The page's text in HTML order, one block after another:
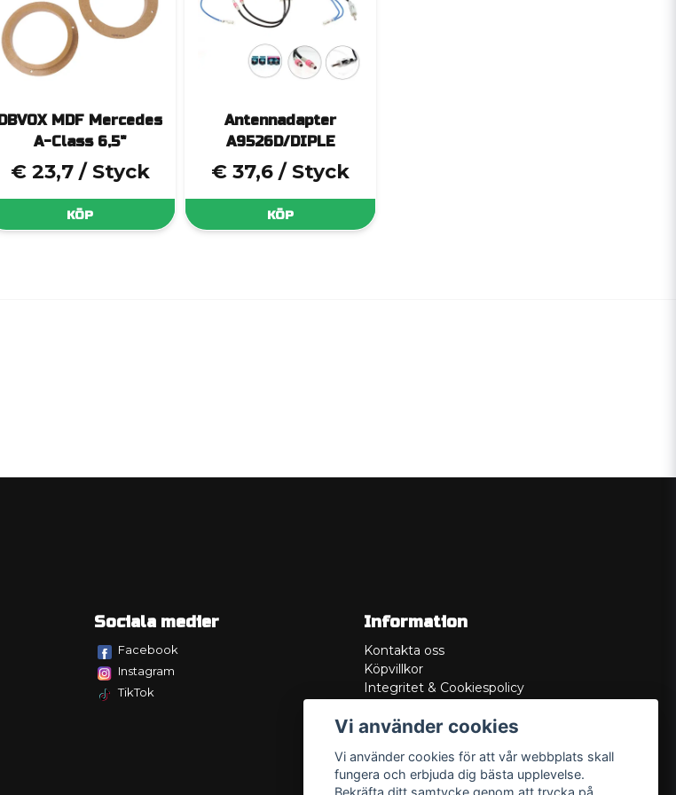
DBVOX MDF Mercedes
A-Class 6,5"
€ 23,7 / Styck
KÖP
Antennadapter
A9526D/DIPLE
€ 37,6 / Styck
KÖP
Sociala medier
Facebook
Instagram
TikTok
Information
Kontakta oss
Köpvillkor
Integritet & Cookiespolicy
Service/Garanti
Lådritning
Om oss
Vi använder cookies
Vi använder cookies för att vår webbplats skall
fungera och erbjuda dig bästa upplevelse.